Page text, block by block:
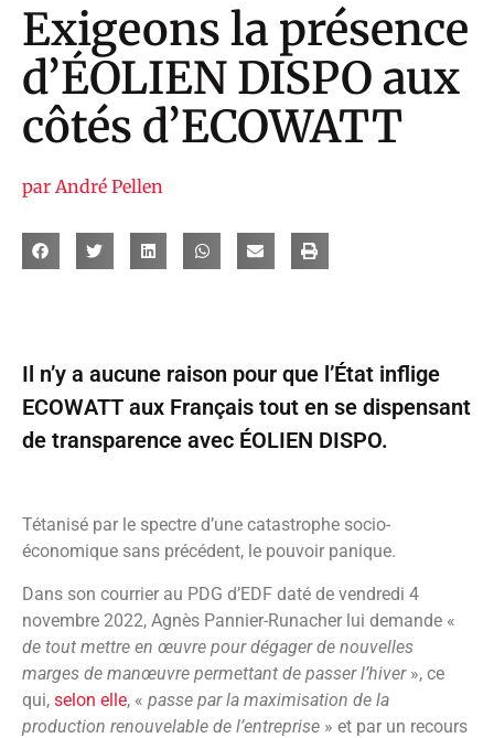
Exigeons la présence
d’ÉOLIEN DISPO aux
côtés d’ECOWATT
par André Pellen
Il n’y a aucune raison pour que l’État inflige
ECOWATT aux Français tout en se dispensant
de transparence avec ÉOLIEN DISPO.
Tétanisé par le spectre d’une catastrophe socio-
économique sans précédent, le pouvoir panique.
Dans son courrier au PDG d’EDF daté de vendredi 4
novembre 2022, Agnès Pannier-Runacher lui demande «
de tout mettre en œuvre pour dégager de nouvelles
marges de manœuvre permettant de passer l’hiver», ce
qui, selon elle, « passe par la maximisation de la
production renouvelable de l’entreprise » et par un recours